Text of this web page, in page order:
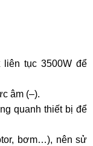
tục 3500W để
âm (–).
quanh thiết bị để
bơm…), nên sử